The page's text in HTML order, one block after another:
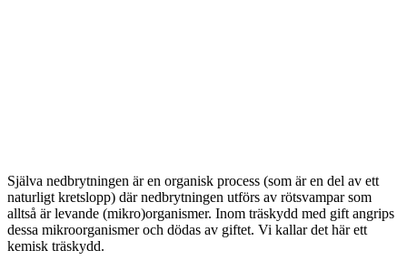
Själva nedbrytningen är en organisk process (som är en del av ett
naturligt kretslopp) där nedbrytningen utförs av rötsvampar som
alltså är levande (mikro)organismer. Inom träskydd med gift angrips
dessa mikroorganismer och dödas av giftet. Vi kallar det här ett
kemisk träskydd.